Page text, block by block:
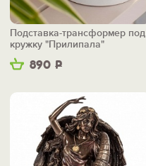
890 Р
Подставка-трансформер под
кружку "Прилипала"